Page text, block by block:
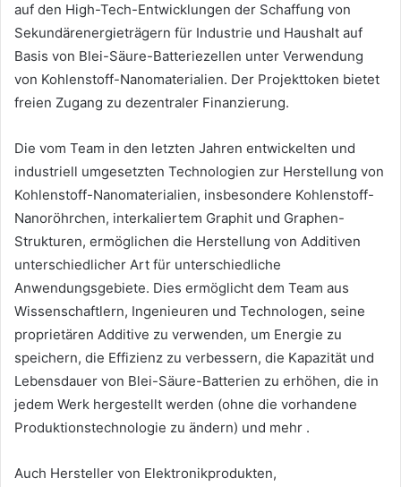
auf den High-Tech-Entwicklungen der Schaffung von
Sekundärenergieträgern für Industrie und Haushalt auf
Basis von Blei-Säure-Batteriezellen unter Verwendung
von Kohlenstoff-Nanomaterialien. Der Projekttoken bietet
freien Zugang zu dezentraler Finanzierung.
Die vom Team in den letzten Jahren entwickelten und
industriell umgesetzten Technologien zur Herstellung von
Kohlenstoff-Nanomaterialien, insbesondere Kohlenstoff-
Nanoröhrchen, interkaliertem Graphit und Graphen-
Strukturen, ermöglichen die Herstellung von Additiven
unterschiedlicher Art für unterschiedliche
Anwendungsgebiete. Dies ermöglicht dem Team aus
Wissenschaftlern, Ingenieuren und Technologen, seine
proprietären Additive zu verwenden, um Energie zu
speichern, die Effizienz zu verbessern, die Kapazität und
Lebensdauer von Blei-Säure-Batterien zu erhöhen, die in
jedem Werk hergestellt werden (ohne die vorhandene
Produktionstechnologie zu ändern) und mehr .
Auch Hersteller von Elektronikprodukten,